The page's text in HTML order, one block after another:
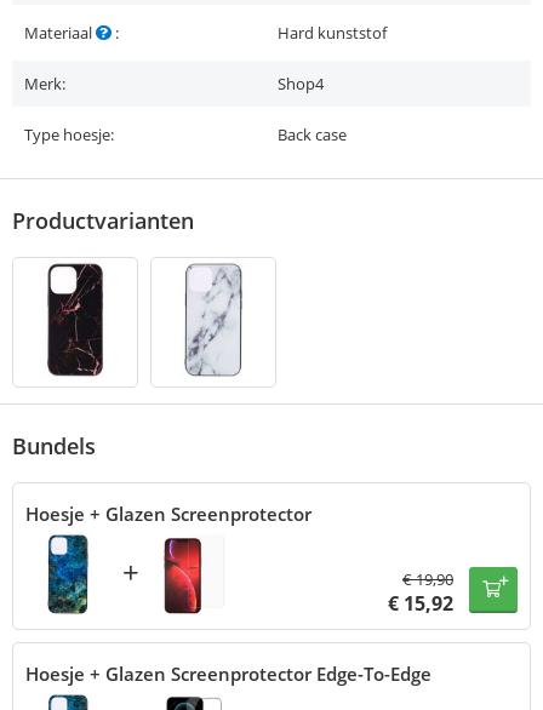
Materiaal : Hard kunststof
Merk: Shop4
Type hoesje: Back case
Productvarianten
Bundels
Hoesje + Glazen Screenprotector
+ €19,90
€ 15,92
Hoesje + Glazen Screenprotector Edge-To-Edge